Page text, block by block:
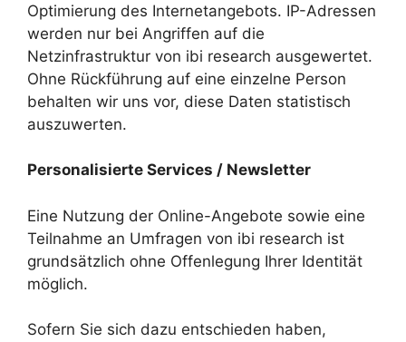
Optimierung des Internetangebots. IP-Adressen
werden nur bei Angriffen auf die
Netzinfrastruktur von ibi research ausgewertet.
Ohne Rückführung auf eine einzelne Person
behalten wir uns vor, diese Daten statistisch
auszuwerten.
Personalisierte Services / Newsletter
Eine Nutzung der Online-Angebote sowie eine
Teilnahme an Umfragen von ibi research ist
grundsätzlich ohne Offenlegung Ihrer Identität
möglich.
Sofern Sie sich dazu entschieden haben,